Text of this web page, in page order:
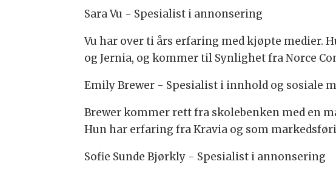
Sara Vu - Spesialist i annonsering
Vu har over ti års erfaring med kjøpte medier.
og Jernia, og kommer til Synlighet fra Norce
Emily Brewer - Spesialist i innhold og sosiale
Brewer kommer rett fra skolebenken med en
Hun har erfaring fra Kravia og som
Sofie Sunde Bjørkly - Spesialist i annonsering